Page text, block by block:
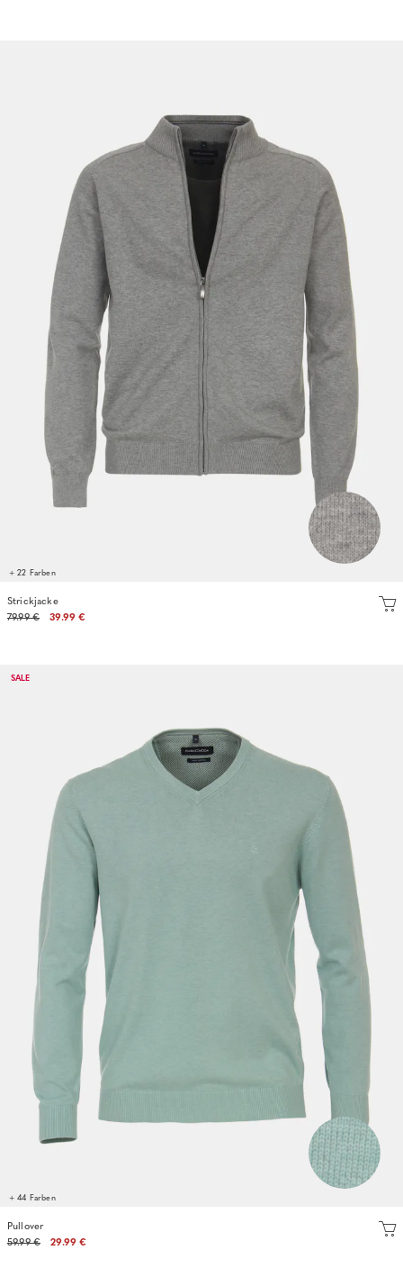
+ 22 Farben
Strickjacke
79.99 €
39.99 €
SALE
+ 44 Farben
Pullover
59.99 €
29.99 €